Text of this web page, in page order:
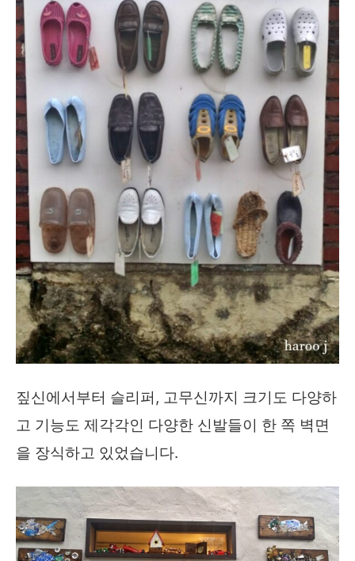
짚신에서부터 슬리퍼, 고무신까지 크기도 다양하
고 기능도 제각각인 다양한 신발들이 한 쪽 벽면
을 장식하고 있었습니다.